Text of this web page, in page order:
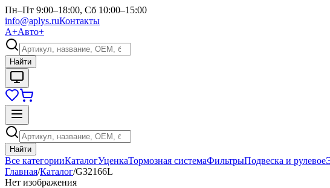
Пн–Пт 9:00–18:00, Сб 10:00–15:00
info@aplys.ruКонтакты
А+Авто+
Найти
Найти
Все категорииКаталогУценкаТормозная системаФильтрыПодвеска и рулевое
Главная/Каталог/G32166L
Нет изображения